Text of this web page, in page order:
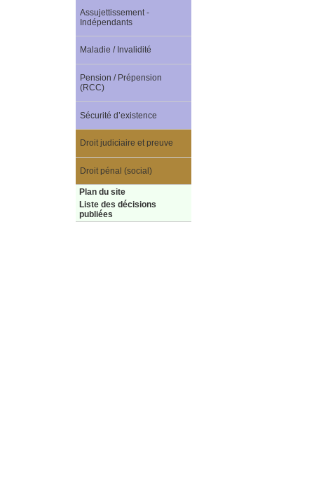
Assujettissement -
Indépendants
Maladie / Invalidité
Pension / Prépension
(RCC)
Sécurité d’existence
Droit judiciaire et preuve
Droit pénal (social)
Plan du site
Liste des décisions
publiées